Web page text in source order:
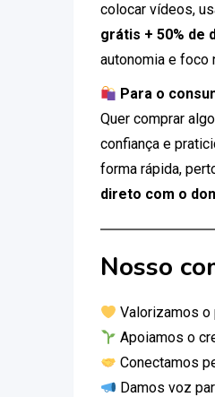
colocar vídeos,
grátis + 50% de
autonomia e foco
Para o
Quer comprar
confiança e
forma rápida,
direto com o
Nosso
Valorizamos o
Apoiamos o
Conectamos
Damos voz